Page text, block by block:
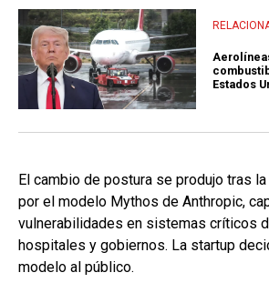
Estados
El cambio de postura se produjo tras
por el modelo Mythos de Anthropic,
vulnerabilidades en sistemas críticos
hospitales y gobiernos. La startup
modelo al público.